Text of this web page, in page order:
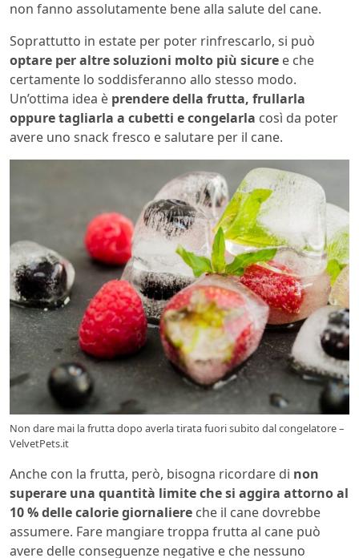
non fanno assolutamente bene alla salute del cane.
Soprattutto in estate per poter rinfrescarlo, si può
optare per altre soluzioni molto più sicure e che
certamente lo soddisferanno allo stesso modo.
Un’ottima idea è prendere della frutta, frullarla
oppure tagliarla a cubetti e congelarla così da poter
avere uno snack fresco e salutare per il cane.
Non dare mai la frutta dopo averla tirata fuori subito dal congelatore –
VelvetPets.it
Anche con la frutta, però, bisogna ricordare di non
superare una quantità limite che si aggira attorno al
10 % delle calorie giornaliere che il cane dovrebbe
assumere. Fare mangiare troppa frutta al cane può
avere delle conseguenze negative e che nessuno